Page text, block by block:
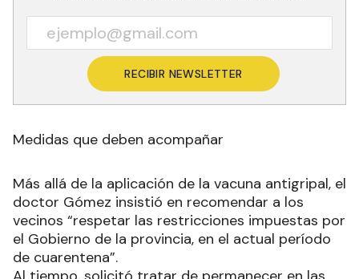
RECIBIR NEWSLETTER
Medidas que deben acompañar
Más allá de la aplicación de la vacuna antigripal, el
doctor Gómez insistió en recomendar a los
vecinos “respetar las restricciones impuestas por
el Gobierno de la provincia, en el actual período
de cuarentena”.